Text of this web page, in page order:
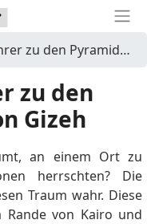
den Pyramiden von Gizeh
zu den
Gizeh
an einem Ort zu
herrschten? Die
Traum wahr. Diese
von Kairo und